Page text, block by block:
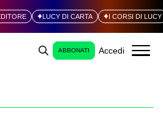
LUCY DI CARTA I CORSI DI LUCY
ABBONATI Accedi